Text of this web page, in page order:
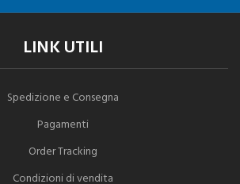
LINK UTILI
Spedizione e Consegna
Pagamenti
Order Tracking
Condizioni di vendita